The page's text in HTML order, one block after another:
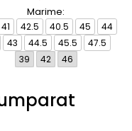
Marime:
41 42.5 40.5 45
44
43 44.5 45.5
47.5
39
42 46